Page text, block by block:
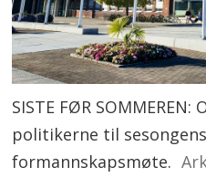
SISTE FØR SOMMEREN:
politikerne til
formannskapsmøte.